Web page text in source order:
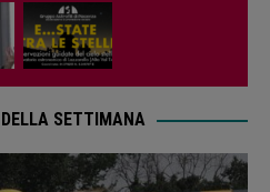
SETTIMANA